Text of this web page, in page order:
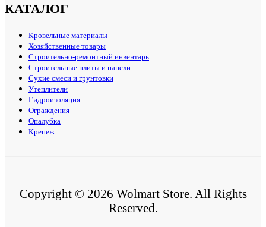
КАТАЛОГ
Кровельные материалы
Хозяйственные товары
Строительно-ремонтный инвентарь
Строительные плиты и панели
Сухие смеси и грунтовки
Утеплители
Гидроизоляция
Ограждения
Опалубка
Крепеж
Copyright © 2026 Wolmart Store. All Rights
Reserved.